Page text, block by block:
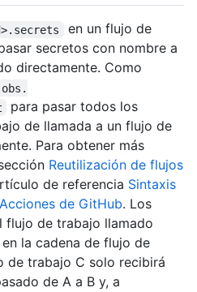
en un flujo de
secretos con nombre a
directamente. Como
para pasar todos los
de llamada a un flujo de
Para obtener más
Reutilización de flujos
de referencia Sintaxis
de GitHub. Los
flujo de trabajo llamado
la cadena de flujo de
de trabajo C solo recibirá
de A a B y, a